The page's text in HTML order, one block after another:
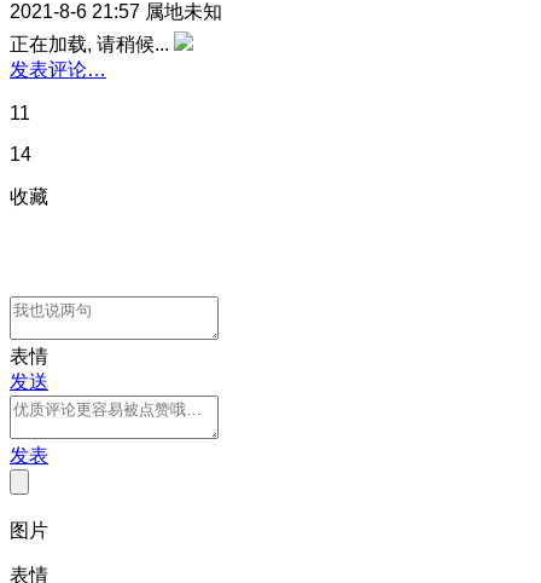
2021-8-6 21:57 属地未知
正在加载, 请稍候...
发表评论…
11
14
收藏
表情
发送
发表
图片
表情